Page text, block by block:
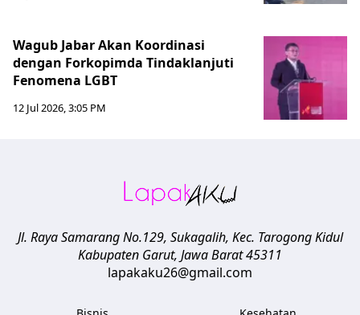
Wagub Jabar Akan Koordinasi
dengan Forkopimda Tindaklanjuti
Fenomena LGBT
12 Jul 2026, 3:05 PM
Jl. Raya Samarang No.129, Sukagalih, Kec. Tarogong Kidul
Kabupaten Garut, Jawa Barat45311
lapakaku26@gmail.com